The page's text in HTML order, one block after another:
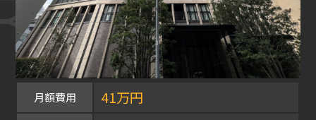
月額費用 41万円